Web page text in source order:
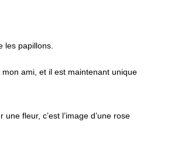
les papillons.
mon ami, et il est maintenant unique
fleur, c’est l’image d’une rose